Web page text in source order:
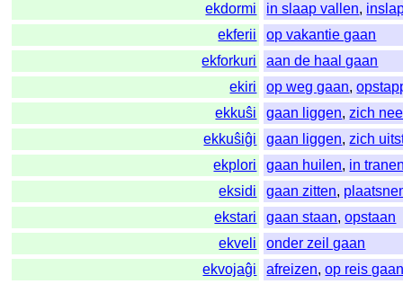
ekdormi
in slaap vallen,
ekferii
op vakantie gaan
ekforkuri
aan de haal gaan
ekiri
op weg gaan,
ekkuŝi
gaan liggen,zich
ekkuŝiĝi
gaan liggen,zich
ekplori
gaan huilen, in
eksidi
gaan zitten,
ekstari
gaan staan,opstaan
ekveli
onder zeil gaan
ekvojaĝi
afreizen,op reis